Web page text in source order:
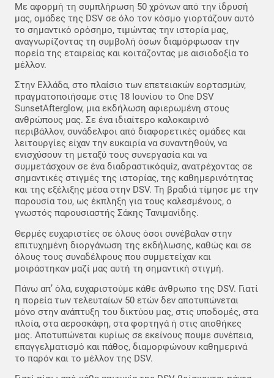
Με αφορμή τη συμπλήρωση 50 χρόνων από την ίδρυσή
μας, ομάδες της DSV σε όλο τον κόσμο γιορτάζουν αυτό
το σημαντικό ορόσημο, τιμώντας την ιστορία μας,
αναγνωρίζοντας τη συμβολή όσων διαμόρφωσαν την
πορεία της εταιρείας και κοιτάζοντας με αισιοδοξία το
μέλλον.
Στην Ελλάδα, στο πλαίσιο των επετειακών εορτασμών,
πραγματοποιήσαμε στις 18 Ιουνίου το One DSV
SunsetAfterglow, μια εκδήλωση αφιερωμένη στους
ανθρώπους μας. Σε ένα ιδιαίτερο καλοκαιρινό
περιβάλλον, συνάδελφοι από διαφορετικές ομάδες και
λειτουργίες είχαν την ευκαιρία να συναντηθούν, να
ενισχύσουν τη μεταξύ τους συνεργασία και να
συμμετάσχουν σε ένα διαδραστικόquiz, ανατρέχοντας σε
σημαντικές στιγμές της ιστορίας, της καθημερινότητας
και της εξέλιξης μέσα στην DSV. Τη βραδιά τίμησε με την
παρουσία του, ως έκπληξη για τους καλεσμένους, ο
γνωστός παρουσιαστής Σάκης Τανιμανίδης.
Θερμές ευχαριστίες σε όλους όσοι συνέβαλαν στην
επιτυχημένη διοργάνωση της εκδήλωσης, καθώς και σε
όλους τους συναδέλφους που συμμετείχαν και
μοιράστηκαν μαζί μας αυτή τη σημαντική στιγμή.
Πάνω απ’ όλα, ευχαριστούμε κάθε άνθρωπο της DSV. Γιατί
η πορεία των τελευταίων 50 ετών δεν αποτυπώνεται
μόνο στην ανάπτυξη του δικτύου μας, στις υποδομές, στα
πλοία, στα αεροσκάφη, στα φορτηγά ή στις αποθήκες
μας. Αποτυπώνεται κυρίως σε εκείνους πουμε συνέπεια,
επαγγελματισμό και πάθος, διαμορφώνουν καθημερινά
το παρόν και το μέλλον της DSV.